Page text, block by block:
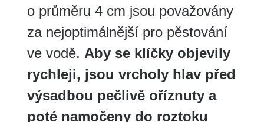
o průměru 4 cm jsou považovány
za nejoptimálnější pro pěstování
ve vodě. Aby se klíčky objevily
rychleji, jsou vrcholy hlav před
výsadbou pečlivě oříznuty a
poté namočeny do roztoku